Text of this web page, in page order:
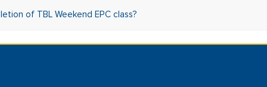
of TBL Weekend EPC class?